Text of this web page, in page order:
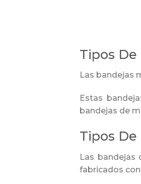
Tipos
Las bandejas
Estas
bandejas de
Tipos
Las bandejas
fabricados